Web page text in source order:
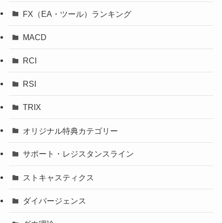
FX（EA・ツール）ランキング
MACD
RCI
RSI
TRIX
オリジナル特典カテゴリー
サポート・レジスタンスライン
ストキャスティクス
ダイバージェンス